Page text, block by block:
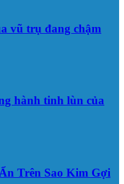
vũ trụ đang chậm
hành tinh lùn của
Trên Sao Kim Gợi